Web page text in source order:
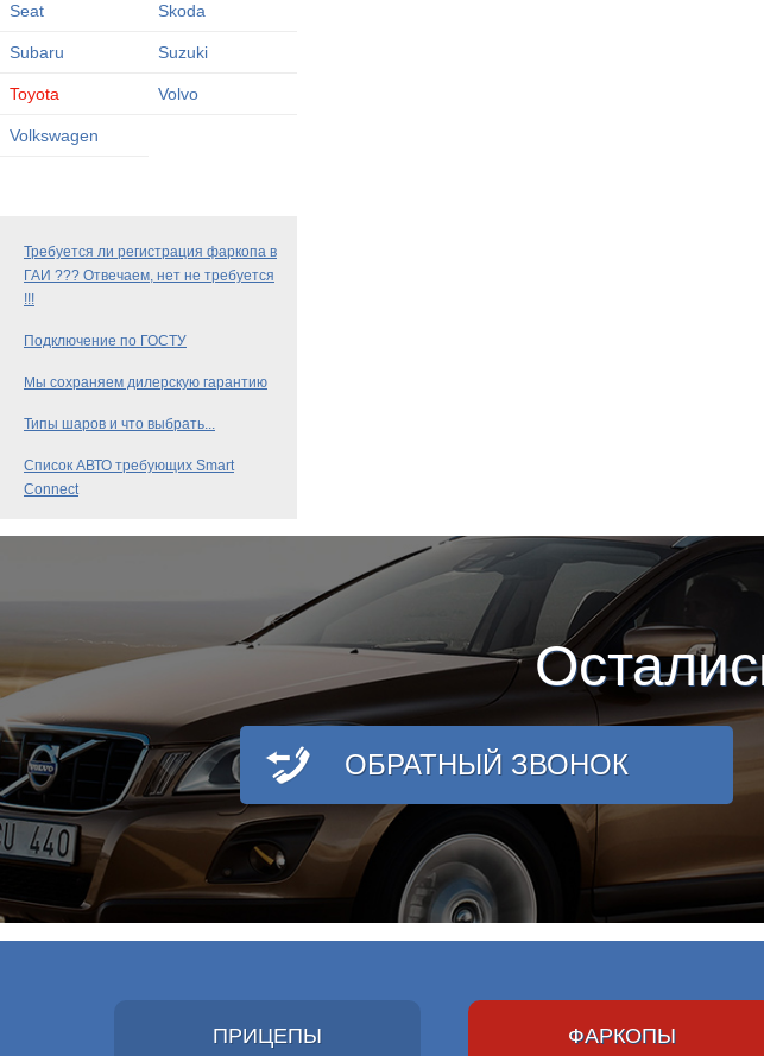
Seat Skoda
Subaru Suzuki
Toyota Volvo
Volkswagen
Требуется ли регистрация фаркопа в
ГАИ ??? Отвечаем, нет не требуется
!!!
Подключение по ГОСТУ
Мы сохраняем дилерскую гарантию
Типы шаров и что выбрать...
Список АВТО требующих Smart
Connect
ОБРАТНЫЙ ЗВОНОК
ПРИЦЕПЫ ФАРКОПЫ